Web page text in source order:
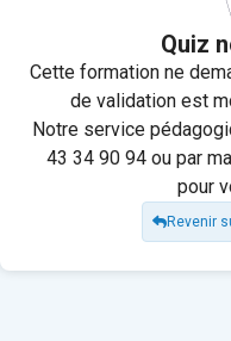
Quiz
Cette formation ne
de validation est
Notre service
43 34 90 94 ou par
pour
Revenir